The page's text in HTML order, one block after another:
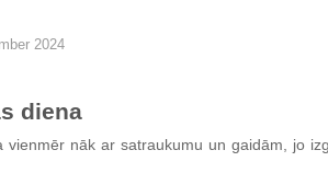
2024
diena
vienmēr nāk ar satraukumu un gaidām, jo